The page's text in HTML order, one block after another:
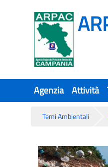
Agenzia Attività
Temi Ambientali
Danno